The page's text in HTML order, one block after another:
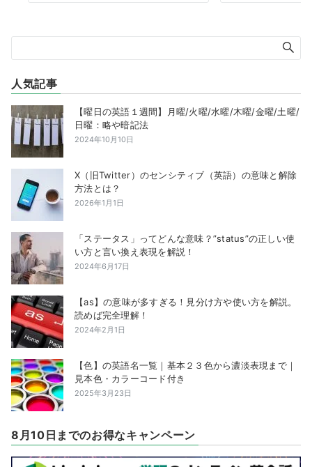
人気記事
【曜日の英語１週間】月曜/火曜/水曜/木曜/金曜/土曜/
日曜：略や暗記法
2024年10月10日
X（旧Twitter）のセンシティブ（英語）の意味と解除
方法とは？
2026年1月1日
「ステータス」ってどんな意味？”status”の正しい使
い方と言い換え表現を解説！
2024年6月17日
【as】の意味が多すぎる！見分け方や使い方を解説。
読めば完全理解！
2024年2月1日
【色】の英語名一覧｜基本２３色から濃淡表現まで｜
見本色・カラーコード付き
2025年3月23日
8月10日までのお得なキャンペーン